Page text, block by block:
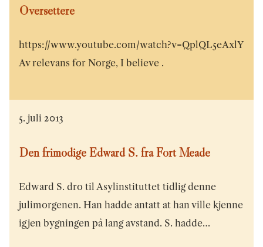
Oversettere
https://www.youtube.com/watch?v=QplQL5eAxlY
Av relevans for Norge, I believe .
5. juli 2013
Den frimodige Edward S. fra Fort Meade
Edward S. dro til Asylinstituttet tidlig denne
julimorgenen. Han hadde antatt at han ville kjenne
igjen bygningen på lang avstand. S. hadde…